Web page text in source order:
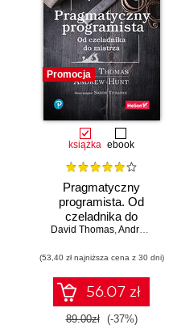
Promocja
książka ebook
Pragmatyczny
programista. Od
czeladnika do
mistrza. Wydanie II
David Thomas,Andrew Hunt
(53,40 zł najniższa cena z 30 dni)
56.07 zł
89.00zł (-37%)